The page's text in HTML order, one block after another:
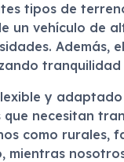
tipos de
vehículo de
Además,
y adaptado
necesitan
como rurales,